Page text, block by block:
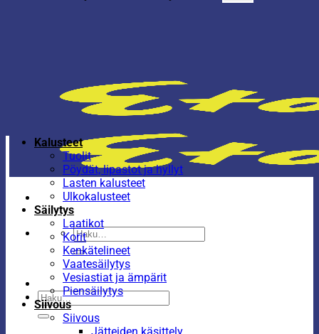
Etsi:
Etsi:
Kalusteet
Tuolit
Pöydät, lipastot ja hyllyt
Lasten kalusteet
Ulkokalusteet
Säilytys
Laatikot
Korit
Kenkätelineet
Vaatesäilytys
Vesiastiat ja ämpärit
Piensäilytys
Siivous
Siivous